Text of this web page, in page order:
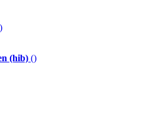
(hib) ()